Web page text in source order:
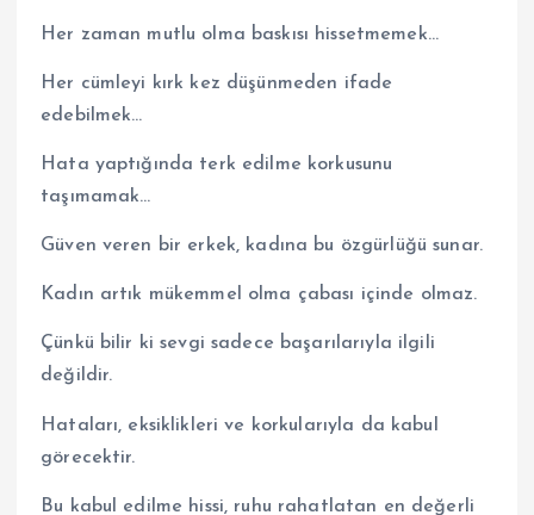
Her zaman mutlu olma baskısı hissetmemek…
Her cümleyi kırk kez düşünmeden ifade
edebilmek…
Hata yaptığında terk edilme korkusunu
taşımamak…
Güven veren bir erkek, kadına bu özgürlüğü sunar.
Kadın artık mükemmel olma çabası içinde olmaz.
Çünkü bilir ki sevgi sadece başarılarıyla ilgili
değildir.
Hataları, eksiklikleri ve korkularıyla da kabul
görecektir.
Bu kabul edilme hissi, ruhu rahatlatan en değerli